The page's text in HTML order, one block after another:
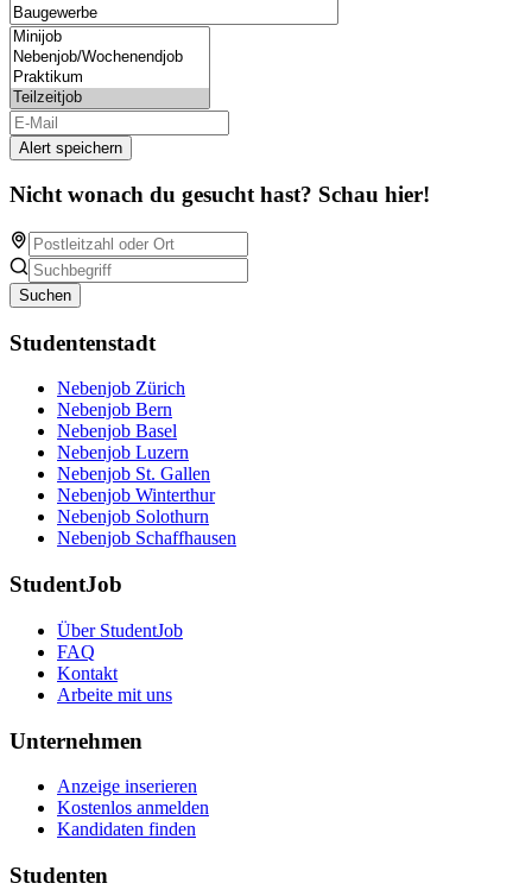
Alert speichern
Nicht wonach du gesucht hast? Schau hier!
Suchen
Studentenstadt
Nebenjob Zürich
Nebenjob Bern
Nebenjob Basel
Nebenjob Luzern
Nebenjob St. Gallen
Nebenjob Winterthur
Nebenjob Solothurn
Nebenjob Schaffhausen
StudentJob
Über StudentJob
FAQ
Kontakt
Arbeite mit uns
Unternehmen
Anzeige inserieren
Kostenlos anmelden
Kandidaten finden
Studenten